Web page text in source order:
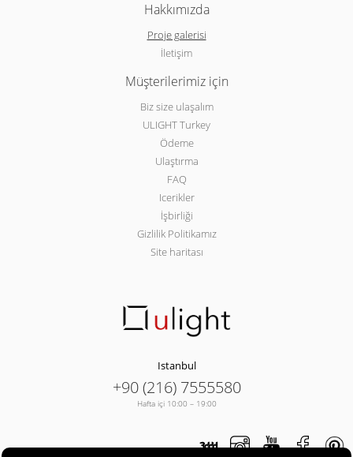
Hakkımızda
Proje galerisi
İletişim
Müşterilerimiz için
Biz size ulaşalım
ULIGHT Turkey
Ödeme
Ulaştırma
FAQ
Icerikler
İşbirliği
Gizlilik Politikamız
Site haritası
Istanbul
+90 (216) 7555580
Hafta içi 10:00 – 19:00